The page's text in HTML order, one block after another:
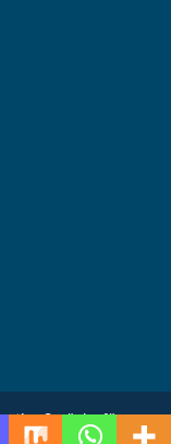
Sprüche für